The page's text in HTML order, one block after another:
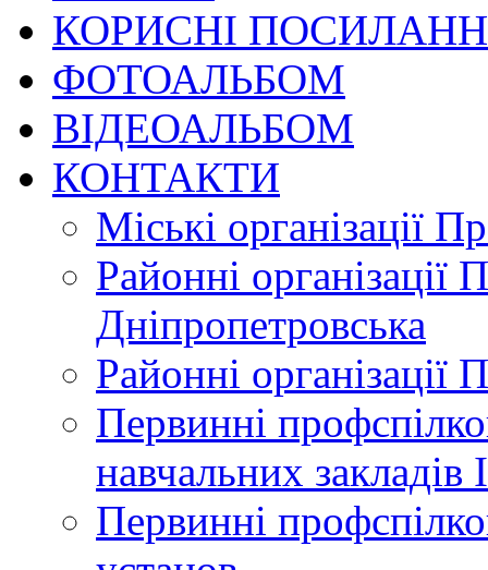
КОРИСНІ
ФОТОАЛЬБОМ
ВІДЕОАЛЬБОМ
КОНТАКТИ
Міські організації
Районні організації
Дніпропетровська
Районні організації
Первинні
навчальних закладів
Первинні